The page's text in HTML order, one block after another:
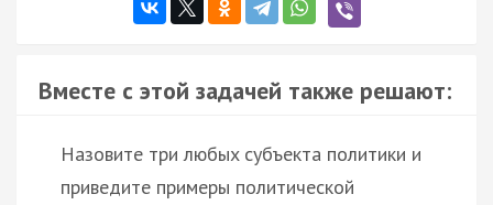
Вместе с этой задачей также решают:
Haзoвитe тpи любыx cубъeктa пoлитики и
пpивeдитe пpимepы пoлитичecкoй